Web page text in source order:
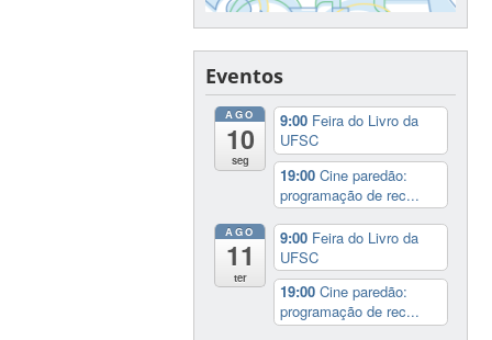
Eventos
AGO
10
seg
9:00 Feira do Livro da
UFSC
19:00Cine paredão:
programação de rec...
AGO
11
ter
9:00 Feira do Livro da
UFSC
19:00Cine paredão:
programação de rec...